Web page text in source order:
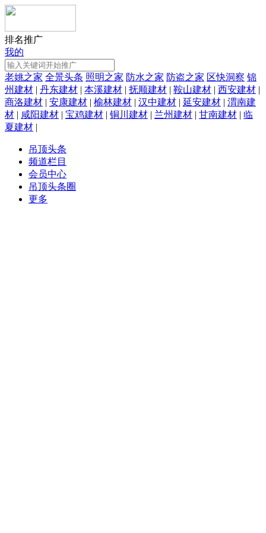
排名推广
我的
老姚之家 全景头条 照明之家 防水之家 防盗之家 区快洞察 锦
州建材 | 丹东建材 | 本溪建材 | 抚顺建材 | 鞍山建材 | 西安建材 |
商洛建材 | 安康建材 | 榆林建材 | 汉中建材 | 延安建材 | 渭南建
材 | 咸阳建材 | 宝鸡建材 | 铜川建材 | 兰州建材 | 甘南建材 | 临
夏建材 |
吊顶头条
频道栏目
会员中心
吊顶头条圈
更多